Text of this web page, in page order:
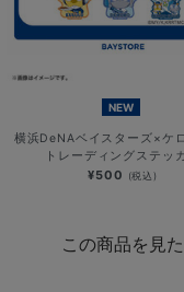
NEW
横浜DeNAベイスターズ×ケ
トレーディングステッ
¥500 (税込)
この商品を見